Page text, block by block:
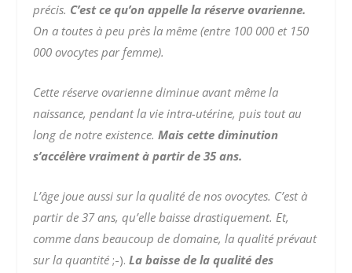
précis. C’est ce qu’on appelle la réserve ovarienne.
On a toutes à peu près la même (entre 100 000 et 150
000 ovocytes par femme).
Cette réserve ovarienne diminue avant même la
naissance, pendant la vie intra-utérine, puis tout au
long de notre existence.Mais cette diminution
s’accélère vraiment à partir de 35 ans.
L’âge joue aussi sur la qualité de nos ovocytes. C’est à
partir de 37 ans, qu’elle baisse drastiquement. Et,
comme dans beaucoup de domaine, la qualité prévaut
sur la quantité ;-).La baisse de la qualité des